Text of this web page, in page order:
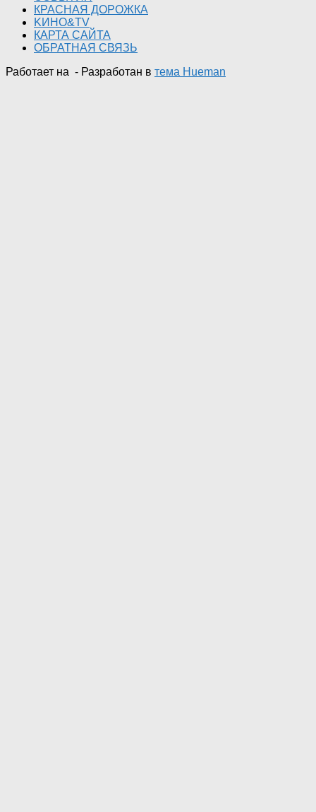
КРАСНАЯ ДОРОЖКА
KИНО&TV
КАРТА САЙТА
ОБРАТНАЯ СВЯЗЬ
Работает на - Разработан в тема Hueman